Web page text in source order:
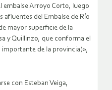
embalse Arroyo Corto, luego
afluentes del Embalse de Río
mayor superficie de la
y Quillinzo, que conforma el
importante de la provincia)»,
con Esteban Veiga,